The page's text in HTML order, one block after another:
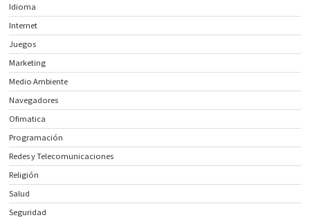
Idioma
Internet
Juegos
Marketing
Medio Ambiente
Navegadores
Ofimatica
Programación
Redes y Telecomunicaciones
Religión
Salud
Seguridad